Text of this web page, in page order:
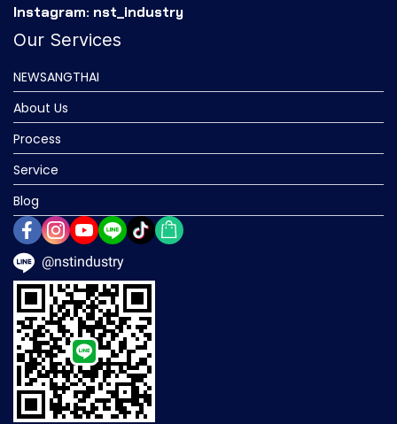
Instagram: nst_industry
Our Services
NEWSANGTHAI
About Us
Process
Service
Blog
@nstindustry